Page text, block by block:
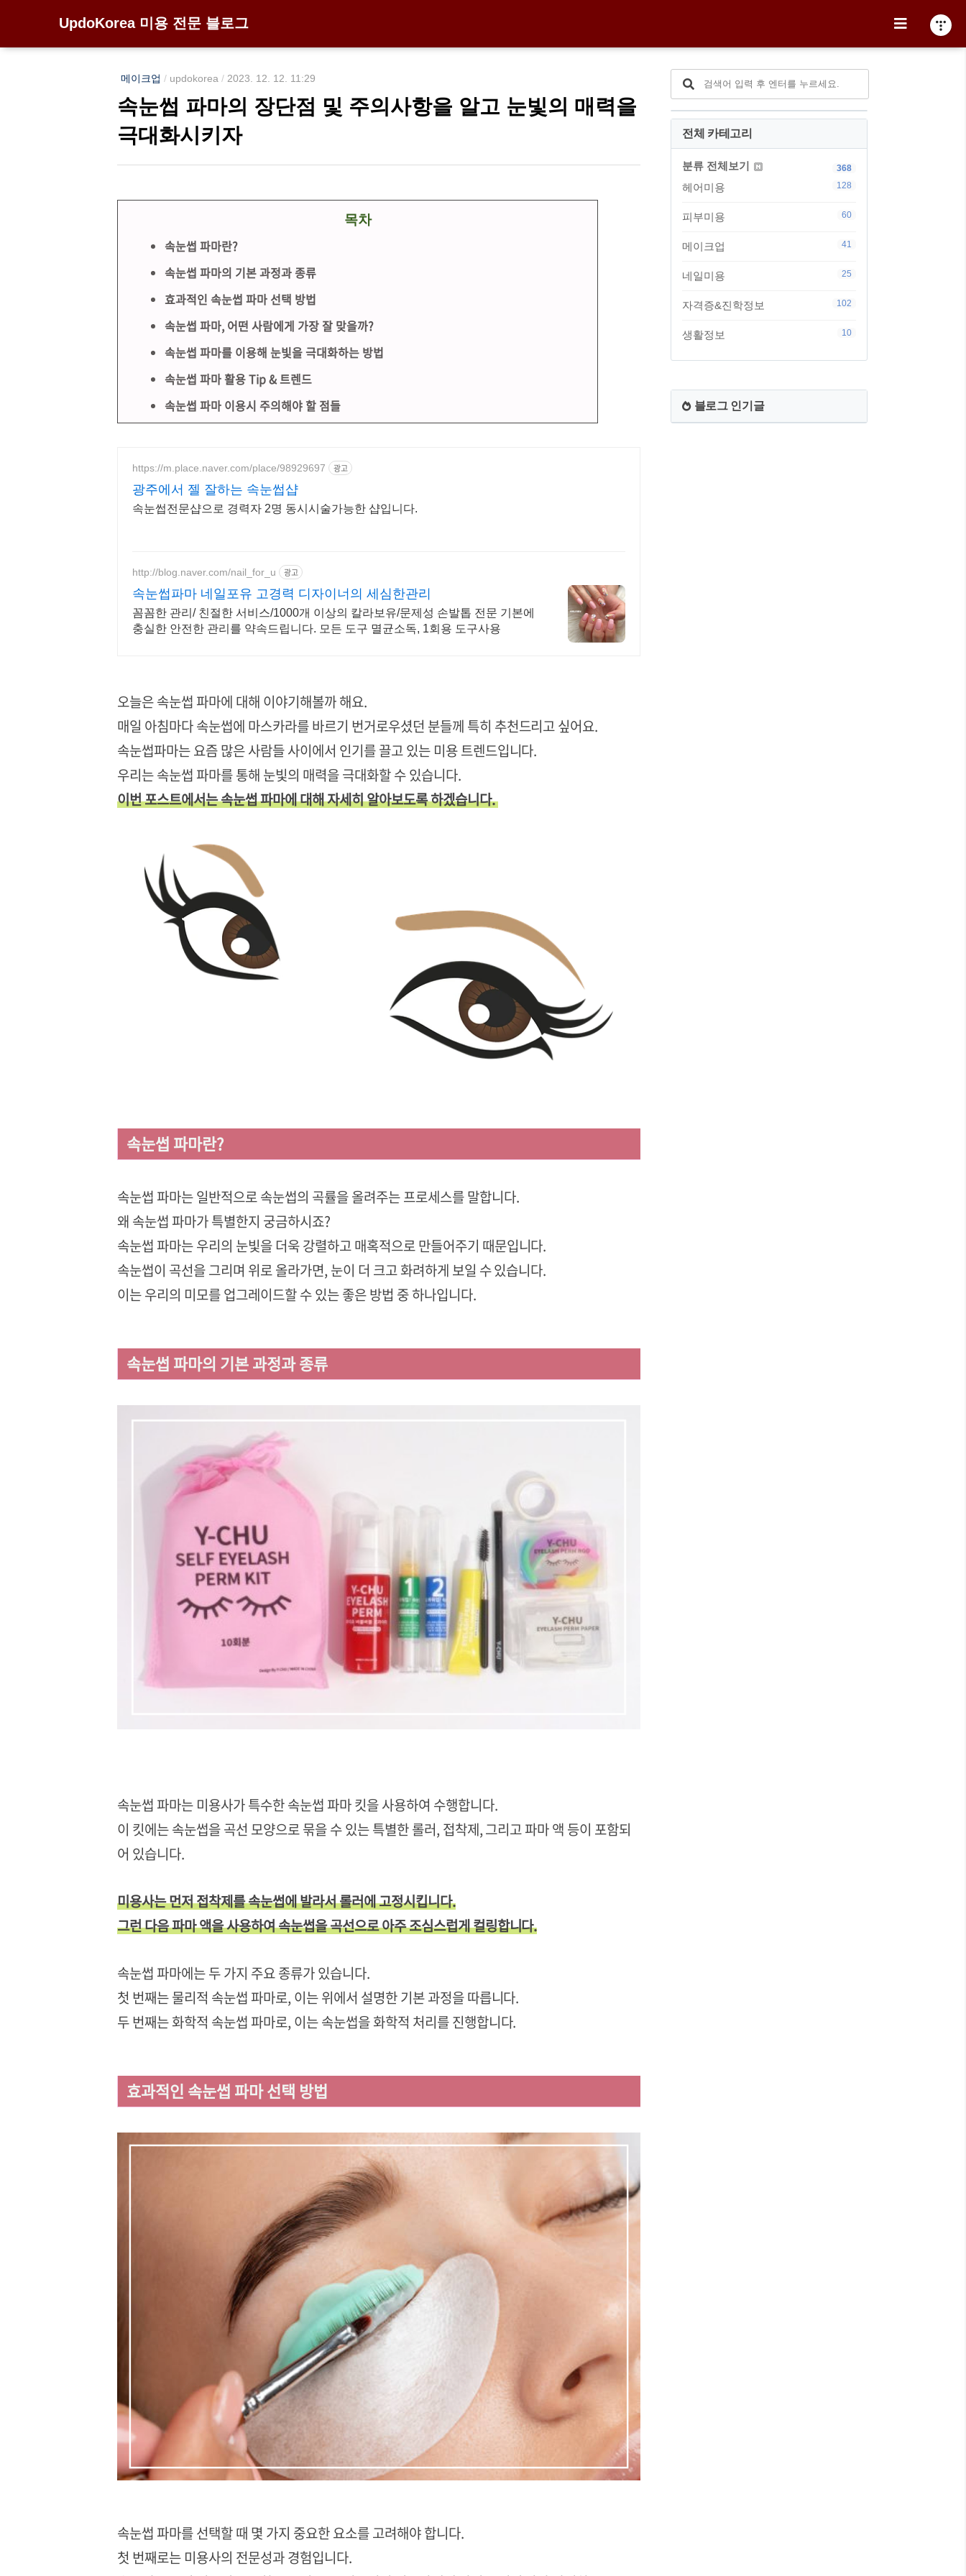
UpdoKorea 미용 전문 블로그
메이크업 / updokorea / 2023. 12. 12. 11:29
속눈썹 파마의 장단점 및 주의사항을 알고 눈빛의 매력을
극대화시키자
목차
속눈썹 파마란?
속눈썹 파마의 기본 과정과 종류
효과적인 속눈썹 파마 선택 방법
속눈썹 파마, 어떤 사람에게 가장 잘 맞을까?
속눈썹 파마를 이용해 눈빛을 극대화하는 방법
속눈썹 파마 활용 Tip & 트렌드
속눈썹 파마 이용시 주의해야 할 점들
https://m.place.naver.com/place/98929697 광고
광주에서 젤 잘하는 속눈썹샵
속눈썹전문샵으로 경력자 2명 동시시술가능한 샵입니다.
http://blog.naver.com/nail_for_u 광고
속눈썹파마 네일포유 고경력 디자이너의 세심한관리
꼼꼼한 관리/ 친절한 서비스/1000개 이상의 칼라보유/문제성 손발톱 전문 기본에
충실한 안전한 관리를 약속드립니다. 모든 도구 멸균소독, 1회용 도구사용
오늘은 속눈썹 파마에 대해 이야기해볼까 해요.
매일 아침마다 속눈썹에 마스카라를 바르기 번거로우셨던 분들께 특히 추천드리고 싶어요.
속눈썹파마는 요즘 많은 사람들 사이에서 인기를 끌고 있는 미용 트렌드입니다.
우리는 속눈썹 파마를 통해 눈빛의 매력을 극대화할 수 있습니다.
이번 포스트에서는 속눈썹 파마에 대해 자세히 알아보도록 하겠습니다.
속눈썹 파마란?
속눈썹 파마는 일반적으로 속눈썹의 곡률을 올려주는 프로세스를 말합니다.
왜 속눈썹 파마가 특별한지 궁금하시죠?
속눈썹 파마는 우리의 눈빛을 더욱 강렬하고 매혹적으로 만들어주기 때문입니다.
속눈썹이 곡선을 그리며 위로 올라가면, 눈이 더 크고 화려하게 보일 수 있습니다.
이는 우리의 미모를 업그레이드할 수 있는 좋은 방법 중 하나입니다.
속눈썹 파마의 기본 과정과 종류
속눈썹 파마는 미용사가 특수한 속눈썹 파마 킷을 사용하여 수행합니다.
이 킷에는 속눈썹을 곡선 모양으로 묶을 수 있는 특별한 롤러, 접착제, 그리고 파마 액 등이 포함되
어 있습니다.
미용사는 먼저 접착제를 속눈썹에 발라서 롤러에 고정시킵니다.
그런 다음 파마 액을 사용하여 속눈썹을 곡선으로 아주 조심스럽게 컬링합니다.
속눈썹 파마에는 두 가지 주요 종류가 있습니다.
첫 번째는 물리적 속눈썹 파마로, 이는 위에서 설명한 기본 과정을 따릅니다.
두 번째는 화학적 속눈썹 파마로, 이는 속눈썹을 화학적 처리를 진행합니다.
효과적인 속눈썹 파마 선택 방법
속눈썹 파마를 선택할 때 몇 가지 중요한 요소를 고려해야 합니다.
첫 번째로는 미용사의 전문성과 경험입니다.
전체 카테고리
분류 전체보기 368
헤어미용 128
피부미용 60
메이크업 41
네일미용 25
자격증&진학정보 102
생활정보 10
블로그 인기글